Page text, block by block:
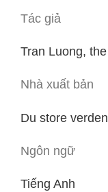
Tác giả
Tran Luong,
Nhà xuất bản
Du store
Ngôn ngữ
Tiếng Anh